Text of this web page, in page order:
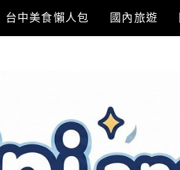
台中美食懶人包 國內旅遊